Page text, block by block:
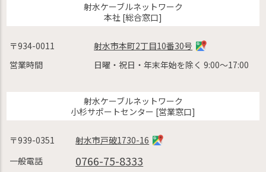
射水ケーブルネットワーク
本社 [総合窓口]
〒934-0011
射水市本町2丁目10番30号
営業時間
日曜・祝日・年末年始を除く 9:00〜17:00
射水ケーブルネットワーク
小杉サポートセンター [営業窓口]
〒939-0351
射水市戸破1730-16
一般電話
0766-75-8333